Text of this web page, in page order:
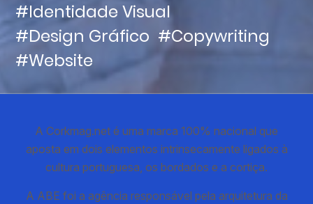
#Identidade Visual
#Design Gráfico #Copywriting
#Website
A Corkmag.net é uma marca 100% nacional que
aposta em dois elementos intrinsecamente ligados à
cultura portuguesa, os bordados e a cortiça.
A ABE foi a agência responsável pela arquitetura da